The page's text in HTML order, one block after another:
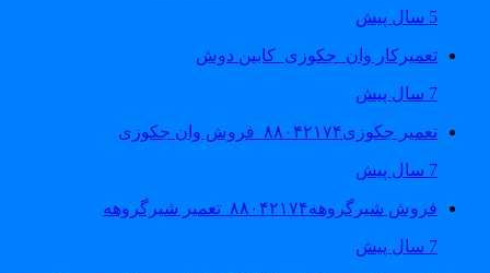
تعمیرکار وان_جکوزی_کابین دوش
تعمیر جکوزی۸۸۰۴۲۱۷۴_فروش وان جکوزی
فروش شیرگروهه۸۸۰۴۲۱۷۴_تعمیر شیرگروهه